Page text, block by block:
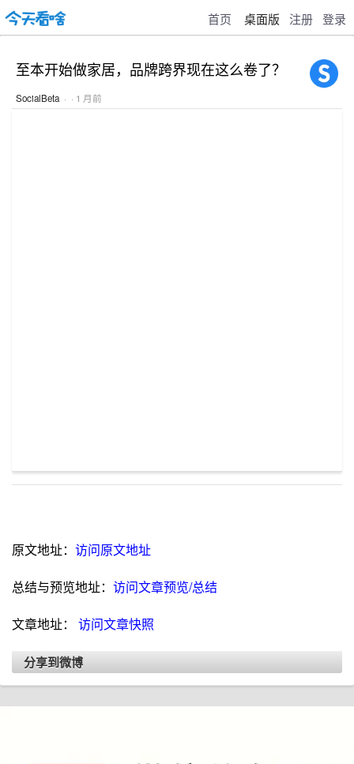
首页 桌面版 注册 登录
至本开始做家居，品牌跨界现在这么卷了？
SocialBeta · · 1 月前
原文地址： 访问原文地址
总结与预览地址： 访问文章预览/总结
文章地址： 访问文章快照
分享到微博